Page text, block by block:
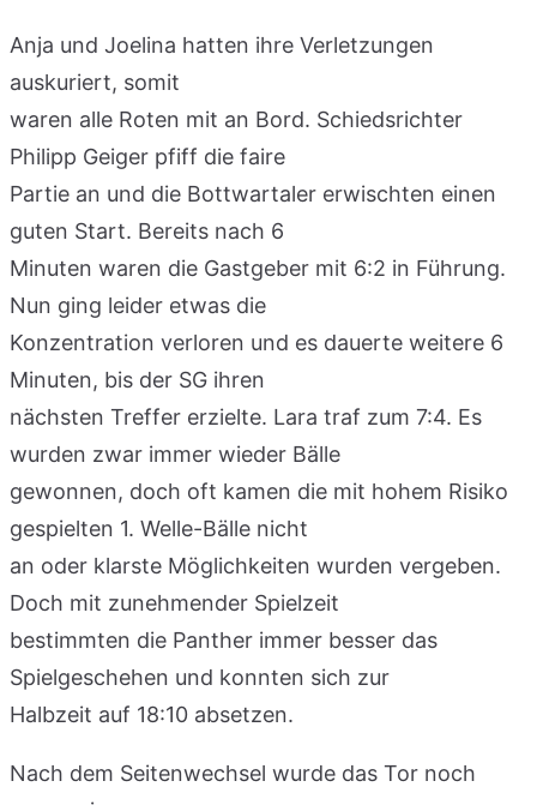
Anja und Joelina hatten ihre Verletzungen
auskuriert, somit
waren alle Roten mit an Bord. Schiedsrichter
Philipp Geiger pfiff die faire
Partie an und die Bottwartaler erwischten einen
guten Start. Bereits nach 6
Minuten waren die Gastgeber mit 6:2 in Führung.
Nun ging leider etwas die
Konzentration verloren und es dauerte weitere 6
Minuten, bis der SG ihren
nächsten Treffer erzielte. Lara traf zum 7:4. Es
wurden zwar immer wieder Bälle
gewonnen, doch oft kamen die mit hohem Risiko
gespielten 1. Welle-Bälle nicht
an oder klarste Möglichkeiten wurden vergeben.
Doch mit zunehmender Spielzeit
bestimmten die Panther immer besser das
Spielgeschehen und konnten sich zur
Halbzeit auf 18:10 absetzen.
Nach dem Seitenwechsel wurde das Tor noch